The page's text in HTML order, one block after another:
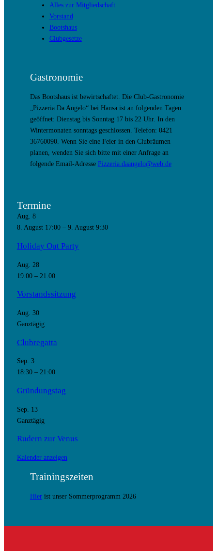
Alles zur Mitgliedschaft
Vorstand
Bootshaus
Clubgesetze
Gastronomie
Das Bootshaus ist bewirtschaftet. Die Club-Gastronomie
„Pizzeria Da Angelo“ bei Hansa ist an folgenden Tagen
geöffnet: Dienstag bis Sonntag 17 bis 22 Uhr. In den
Wintermonaten sonntags geschlossen. Telefon: 0421
36760090. Wenn Sie eine Feier in den Clubräumen
planen, wenden Sie sich bitte mit einer Anfrage an
folgende Email-Adresse Pizzeria.daangelo@web.de
Termine
Aug. 8
8. August 17:00– 9. August 9:30
Holiday Out Party
Aug. 28
19:00– 21:00
Vorstandssitzung
Aug. 30
Ganztägig
Clubregatta
Sep. 3
18:30– 21:00
Gründungstag
Sep. 13
Ganztägig
Rudern zur Venus
Kalender anzeigen
Trainingszeiten
Hierist unser Sommerprogramm 2026